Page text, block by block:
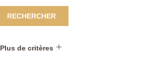
RECHERCHER
Plus de critères